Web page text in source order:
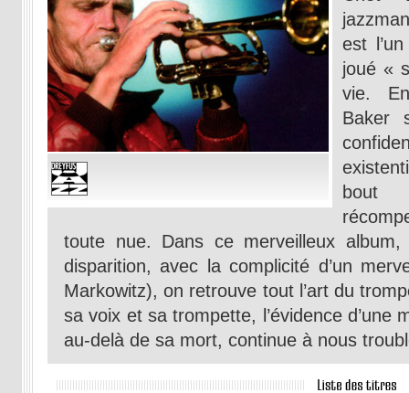
est
joué «
vie.
Baker
bout
toute nue. Dans ce merveilleux
disparition, avec la complicité d’un
Markowitz), on retrouve tout l’art du
sa voix et sa trompette, l’évidence d’une
au-delà de sa mort, continue à nous